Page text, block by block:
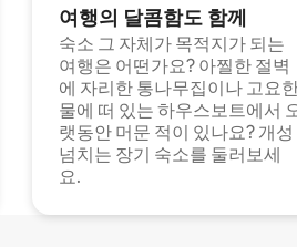
여행의 달콤함도 함께
숙소 그 자체가 목적지가 되는
여행은 어떤가요? 아찔한 절벽
에 자리한 통나무집이나 고요
물에 떠 있는 하우스보트에서
랫동안 머문 적이 있나요? 개성
넘치는 장기 숙소를 둘러보세
요.